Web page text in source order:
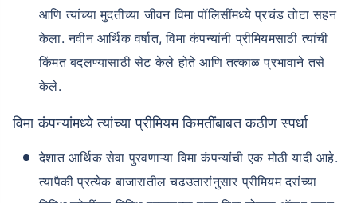
आणि त्यांच्या मुदतीच्या जीवन विमा पॉलिसींमध्ये प्रचंड तोटा सहन
केला. नवीन आर्थिक वर्षात, विमा कंपन्यांनी प्रीमियमसाठी त्यांची
किंमत बदलण्यासाठी सेट केले होते आणि तत्काळ प्रभावाने तसे
केले.
विमा कंपन्यांमध्ये त्यांच्या प्रीमियम किमतींबाबत कठीण स्पर्धा
देशात आर्थिक सेवा पुरवणाऱ्या विमा कंपन्यांची एक मोठी यादी आहे.
त्यापैकी प्रत्येक बाजारातील चढउतारांनुसार प्रीमियम दरांच्या
24 वर्षे
₹ 434/महिना*
34 वर्षे
₹ 630/महिना*
44 वर्षे